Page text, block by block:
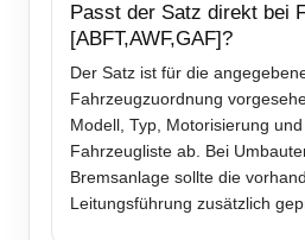
Passt der Satz direkt bei
[ABFT,AWF,GAF]?
Der Satz ist für die
Fahrzeugzuordnung
Modell, Typ, Motorisierung
Fahrzeugliste ab. Bei
Bremsanlage sollte die
Leitungsführung zusätzlich